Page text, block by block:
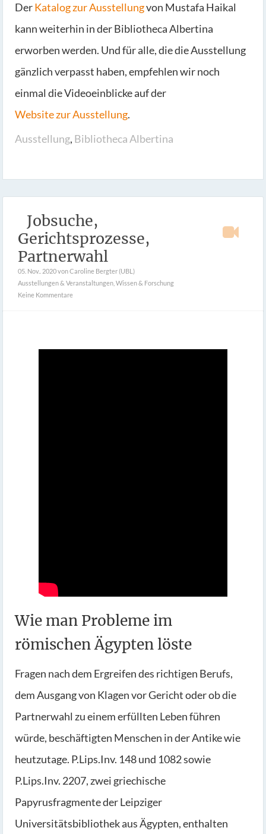
DerKatalog zur Ausstellungvon Mustafa Haikal
kann weiterhin in der Bibliotheca Albertina
erworben werden. Und für alle, die die Ausstellung
gänzlich verpasst haben, empfehlen wir noch
einmal die Videoeinblicke auf der
Website zur Ausstellung.
Ausstellung, Bibliotheca Albertina
Jobsuche,
Gerichtsprozesse,
Partnerwahl
05. Nov.. 2020von Caroline Bergter (UBL)
Ausstellungen & Veranstaltungen Wissen & Forschung
Keine Kommentare
Wie man Probleme im
römischen Ägypten löste
Fragen nach dem Ergreifen des richtigen Berufs,
dem Ausgang von Klagen vor Gericht oder ob die
Partnerwahl zu einem erfüllten Leben führen
würde, beschäftigten Menschen in der Antike wie
heutzutage. P.Lips.Inv. 148 und 1082 sowie
P.Lips.Inv. 2207, zwei griechische
Papyrusfragmente der Leipziger
Universitätsbibliothek aus Ägypten, enthalten